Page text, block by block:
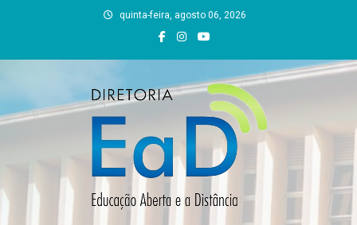
quinta-feira, agosto 06, 2026